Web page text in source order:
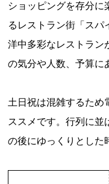
ショッピングを存分に
るレストラン街「スパ
洋中多彩なレストラン
の気分や人数、予算に
土日祝は混雑するため
ススメです。行列に並
の後にゆっくりとした